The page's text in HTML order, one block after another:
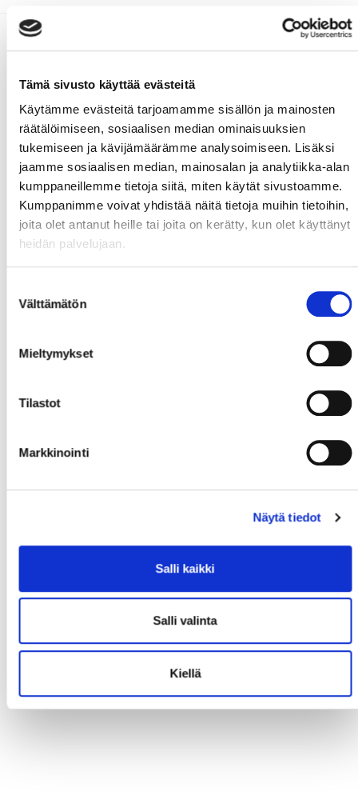
Tämä sivusto käyttää evästeitä
Käytämme evästeitä tarjoamamme sisällön ja mainosten
räätälöimiseen, sosiaalisen median ominaisuuksien
tukemiseen ja kävijämäärämme analysoimiseen. Lisäksi
jaamme sosiaalisen median, mainosalan ja analytiikka-alan
kumppaneillemme tietoja siitä, miten käytät sivustoamme.
Kumppanimme voivat yhdistää näitä tietoja muihin tietoihin,
joita olet antanut heille tai joita on kerätty, kun olet käyttänyt
heidän palvelujaan.
valinta
Välttämätön
Mieltymykset
Tilastot
Markkinointi
Näytä tiedot
Salli kaikki
Salli valinta
Kiellä